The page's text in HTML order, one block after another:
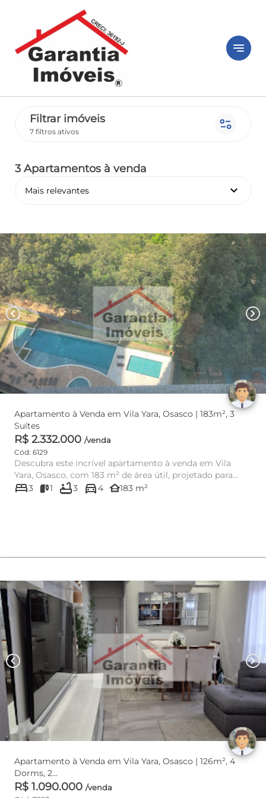
notes
Filtrar imóveis
7 filtros ativos page_info
3 Apartamentos à venda
Mais relevantes keyboard_arrow_down
chevron_left chevron_right
Apartamento à Venda em Vila Yara, Osasco | 183m², 3
Suítes
R$ 2.332.000 /venda
Cód: 6129
Descubra este incrível apartamento à venda em Vila
Yara, Osasco, com 183 m² de área útil, projetado para
quem busca con...
bed3 1 bathtub3 directions_car4 other_houses183 m²
chevron_left chevron_right
Apartamento à Venda em Vila Yara, Osasco | 126m², 4
Dorms, 2...
R$ 1.090.000 /venda